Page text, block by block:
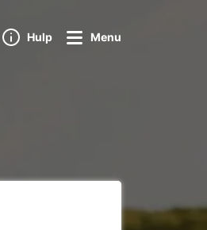
Hulp Menu